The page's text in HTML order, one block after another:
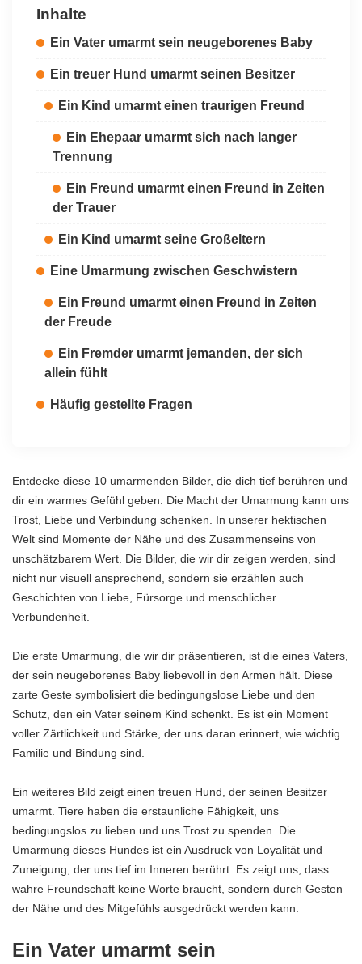
Inhalte
Ein Vater umarmt sein neugeborenes Baby
Ein treuer Hund umarmt seinen Besitzer
Ein Kind umarmt einen traurigen Freund
Ein Ehepaar umarmt sich nach langer
Trennung
Ein Freund umarmt einen Freund in Zeiten
der Trauer
Ein Kind umarmt seine Großeltern
Eine Umarmung zwischen Geschwistern
Ein Freund umarmt einen Freund in Zeiten
der Freude
Ein Fremder umarmt jemanden, der sich
allein fühlt
Häufig gestellte Fragen
Entdecke diese 10 umarmenden Bilder, die dich tief berühren und
dir ein warmes Gefühl geben. Die Macht der Umarmung kann uns
Trost, Liebe und Verbindung schenken. In unserer hektischen
Welt sind Momente der Nähe und des Zusammenseins von
unschätzbarem Wert. Die Bilder, die wir dir zeigen werden, sind
nicht nur visuell ansprechend, sondern sie erzählen auch
Geschichten von Liebe, Fürsorge und menschlicher
Verbundenheit.
Die erste Umarmung, die wir dir präsentieren, ist die eines Vaters,
der sein neugeborenes Baby liebevoll in den Armen hält. Diese
zarte Geste symbolisiert die bedingungslose Liebe und den
Schutz, den ein Vater seinem Kind schenkt. Es ist ein Moment
voller Zärtlichkeit und Stärke, der uns daran erinnert, wie wichtig
Familie und Bindung sind.
Ein weiteres Bild zeigt einen treuen Hund, der seinen Besitzer
umarmt. Tiere haben die erstaunliche Fähigkeit, uns
bedingungslos zu lieben und uns Trost zu spenden. Die
Umarmung dieses Hundes ist ein Ausdruck von Loyalität und
Zuneigung, der uns tief im Inneren berührt. Es zeigt uns, dass
wahre Freundschaft keine Worte braucht, sondern durch Gesten
der Nähe und des Mitgefühls ausgedrückt werden kann.
Ein Vater umarmt sein